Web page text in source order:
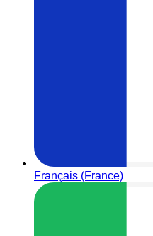
Français (France)